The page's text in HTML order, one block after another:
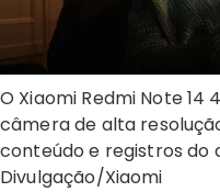
O Xiaomi Redmi Note 14
câmera de alta
conteúdo e registros do
Divulgação/Xiaomi